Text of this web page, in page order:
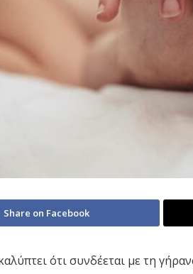
Share on Facebook
ότι συνδέεται με τη